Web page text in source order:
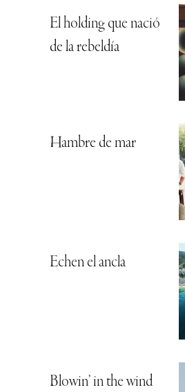
El holding que nació
de la rebeldía
Hambre de mar
Echen el ancla
Blowin’ in the wind